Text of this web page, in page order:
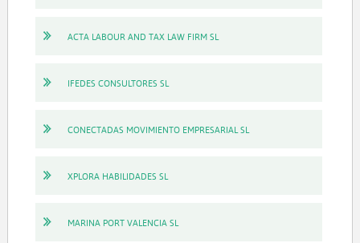
ACTA LABOUR AND TAX LAW FIRM SL
IFEDES CONSULTORES SL
CONECTADAS MOVIMIENTO EMPRESARIAL SL
XPLORA HABILIDADES SL
MARINA PORT VALENCIA SL